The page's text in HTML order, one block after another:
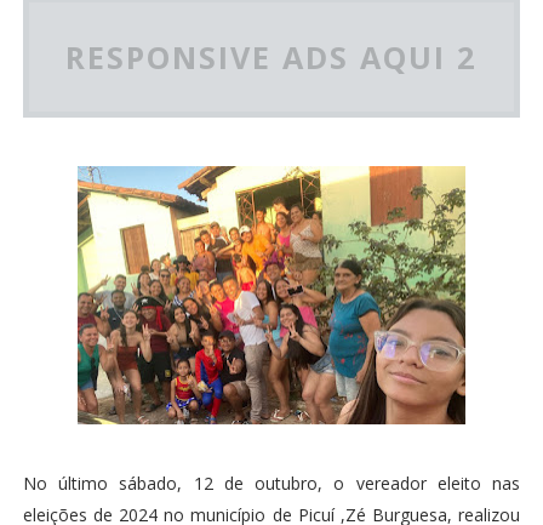
RESPONSIVE ADS AQUI 2
No último sábado, 12 de outubro, o vereador eleito nas
eleições de 2024 no município de Picuí ,Zé Burguesa, realizou